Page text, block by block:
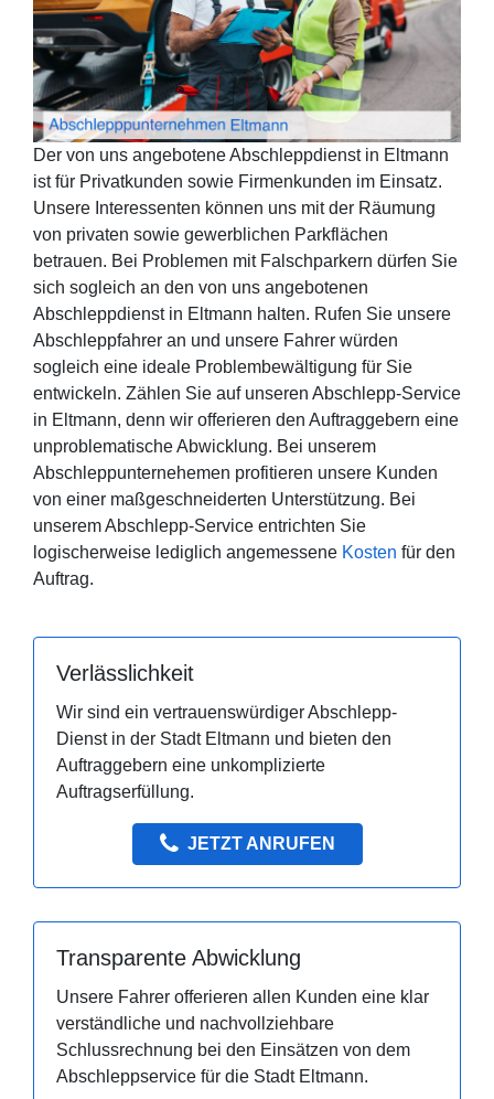
Der von uns angebotene Abschleppdienst in Eltmann
ist für Privatkunden sowie Firmenkunden im Einsatz.
Unsere Interessenten können uns mit der Räumung
von privaten sowie gewerblichen Parkflächen
betrauen. Bei Problemen mit Falschparkern dürfen Sie
sich sogleich an den von uns angebotenen
Abschleppdienst in Eltmann halten. Rufen Sie unsere
Abschleppfahrer an und unsere Fahrer würden
sogleich eine ideale Problembewältigung für Sie
entwickeln. Zählen Sie auf unseren Abschlepp-Service
in Eltmann, denn wir offerieren den Auftraggebern eine
unproblematische Abwicklung. Bei unserem
Abschleppunternehemen profitieren unsere Kunden
von einer maßgeschneiderten Unterstützung. Bei
unserem Abschlepp-Service entrichten Sie
logischerweise lediglich angemessene Kosten für den
Auftrag.
Verlässlichkeit
Wir sind ein vertrauenswürdiger Abschlepp-
Dienst in der Stadt Eltmann und bieten den
Auftraggebern eine unkomplizierte
Auftragserfüllung.
JETZT ANRUFEN
Transparente Abwicklung
Unsere Fahrer offerieren allen Kunden eine klar
verständliche und nachvollziehbare
Schlussrechnung bei den Einsätzen von dem
Abschleppservice für die Stadt Eltmann.